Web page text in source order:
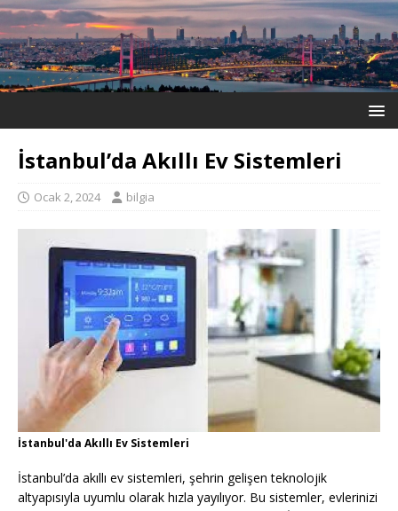
İstanbul’da Akıllı Ev Sistemleri
Ocak 2, 2024 bilgia
İstanbul'da Akıllı Ev Sistemleri
İstanbul’da akıllı ev sistemleri, şehrin gelişen teknolojik
altyapısıyla uyumlu olarak hızla yayılıyor. Bu sistemler, evlerinizi